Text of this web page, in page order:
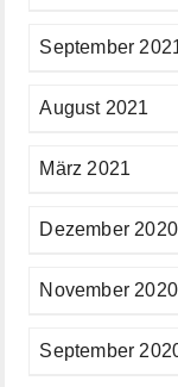
September
August 2021
März 2021
Dezember 2020
November 2020
September